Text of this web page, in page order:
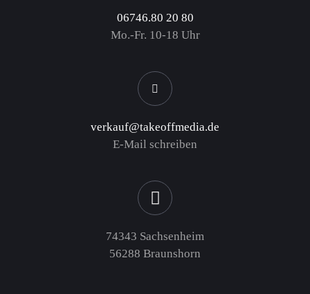
06746.80 20 80
Mo.-Fr. 10-18 Uhr
verkauf@takeoffmedia.de
E-Mail schreiben
74343 Sachsenheim
56288 Braunshorn